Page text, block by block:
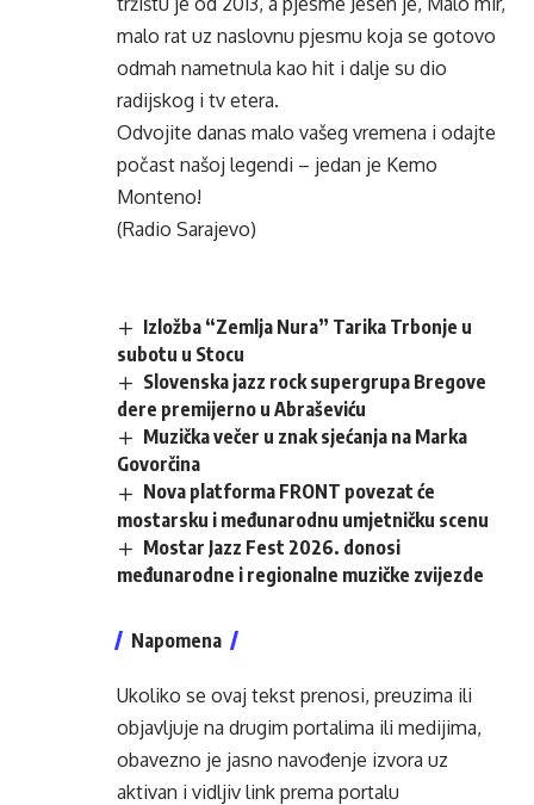
malo rat uz naslovnu pjesmu koja se gotovo
odmah nametnula kao hit i dalje su dio
radijskog i tv etera.
Odvojite danas malo vašeg vremena i odajte
počast našoj legendi – jedan je Kemo
Monteno!
(Radio Sarajevo)
Izložba “Zemlja Nura” Tarika Trbonje u
subotu u Stocu
Slovenska jazz rock supergrupa Bregove
dere premijerno u Abraševiću
Muzička večer u znak sjećanja na Marka
Govorčina
Nova platforma FRONT povezat će
mostarsku i međunarodnu umjetničku scenu
Mostar Jazz Fest 2026. donosi
međunarodne i regionalne muzičke zvijezde
Napomena
Ukoliko se ovaj tekst prenosi, preuzima ili
objavljuje na drugim portalima ili medijima,
obavezno je jasno navođenje izvora uz
aktivan i vidljiv link prema portalu